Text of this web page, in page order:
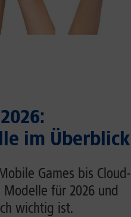
im Überblick
Games bis Cloud-
für 2026 und
wichtig ist.